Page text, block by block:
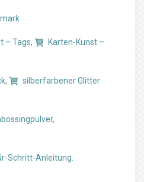
– Tags,
Karten-Kunst –
,
silberfarbener Glitter
,
Schritt-Anleitung.